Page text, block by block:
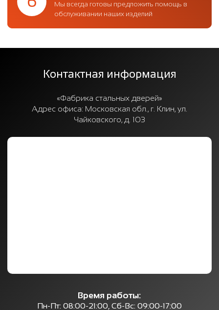
Мы всегда готовы предложить помощь в
обслуживании наших изделий
Контактная информация
«Фабрика стальных дверей»
Адрес офиса: Московская обл., г. Клин, ул.
Чайковского, д. 103
Время работы:
Пн-Пт: 08:00-21:00, Сб-Вс: 09:00-17:00